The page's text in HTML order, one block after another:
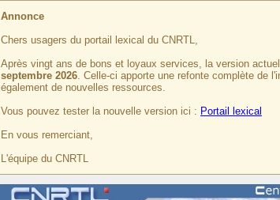
Annonce
Chers usagers du portail lexical du CNRTL,
Après vingt ans de bons et loyaux services, la version
septembre 2026. Celle-ci apporte une refonte complète de
également de nouvelles ressources.
Vous pouvez tester la nouvelle version ici : Portail lexical
En vous remerciant,
L'équipe du CNRTL